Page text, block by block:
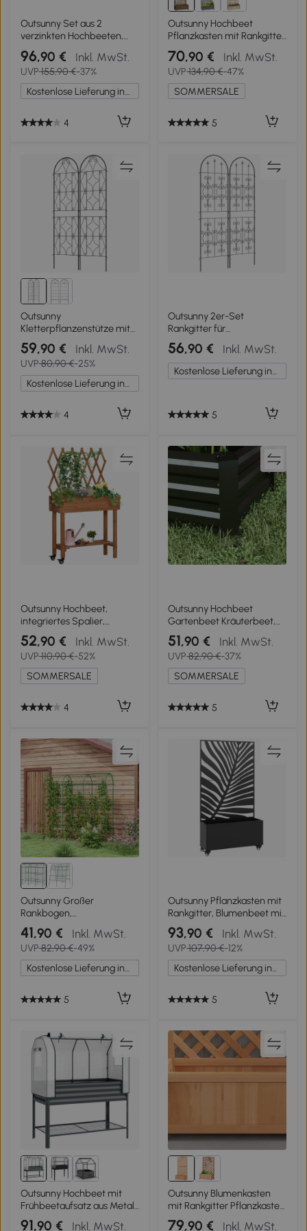
Outsunny Set aus 2
verzinkten Hochbeeten,
180 x 90 x 60 cm Metall-
Hochbeete mit sicherer
Kante, Silber
96,90 € Inkl. MwSt.
UVP155,90 €-37%
4
Outsunny Hochbeet
Pflanzkasten mit Rankgitter
Blumenkasten Rankkasten
Rosenbogen mit Rankhilfe
für Kletterpflanzen Garten
Holz Dunkelbraun 64 x 28 x
120 cm
70,90 € Inkl. MwSt.
UVP134,90 €-47%
SOMMERSALE
5
Outsunny
Kletterpflanzenstütze mit
Muster Set mit 2 Garten-
Treppengitter für Reben
Blumen Gemüse aus Metall
50 x 180 cm schwarz
59,90 € Inkl. MwSt.
UVP80,90 €-25%
Kostenlose Lieferung innerhalb Deutschlands
4
Outsunny 2er-Set
Rankgitter für
Kletterpflanzen, Garten-
Spalier, für Gemüse,
Reben, Blumen, Metall, 50 x
180 cm, Schwarz
56,90 € Inkl. MwSt.
Kostenlose Lieferung innerhalb Deutschlands
5
Outsunny Hochbeet,
integriertes Spalier,
Ablageregal, Räder,
Massivholz, braun, 79 x 29
x 130 cm
52,90 € Inkl. MwSt.
UVP110,90 €-52%
SOMMERSALE
4
Outsunny Hochbeet
Gartenbeet Kräuterbeet,
wetterbeständig, offener
Boden, 100 x 60 x 30 cm,
Dunkelgrau
51,90 € Inkl. MwSt.
UVP82,90 €-37%
SOMMERSALE
5
Outsunny Großer
Rankbogen,
Vogelschutznetz, einfache
Montage, Metall, 43 x 182 x
183 cm
41,90 € Inkl. MwSt.
UVP82,90 €-49%
Kostenlose Lieferung innerhalb Deutschlands
5
Outsunny Pflanzkasten mit
Rankgitter, Blumenbeet mit
Sichtschutz und
arretierbaren Rollen,
Metall, 90 x 30 x 160 cm,
schwarz
93,90 € Inkl. MwSt.
UVP107,90 €-12%
Kostenlose Lieferung innerhalb Deutschlands
5
Outsunny Hochbeet mit
Frühbeetaufsatz aus Metall
Pflanzkasten mit
91,90 € Inkl. MwSt.
Outsunny Blumenkasten
mit Rankgitter Pflanzkasten
mit Rankgitter Lattenboden
79,90 € Inkl. MwSt.